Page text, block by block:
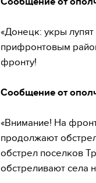
«Донецк: укры
прифронтовым
фронту!
Сообщение от
«Внимание! На
продолжают
обстрел поселков
обстреливают села